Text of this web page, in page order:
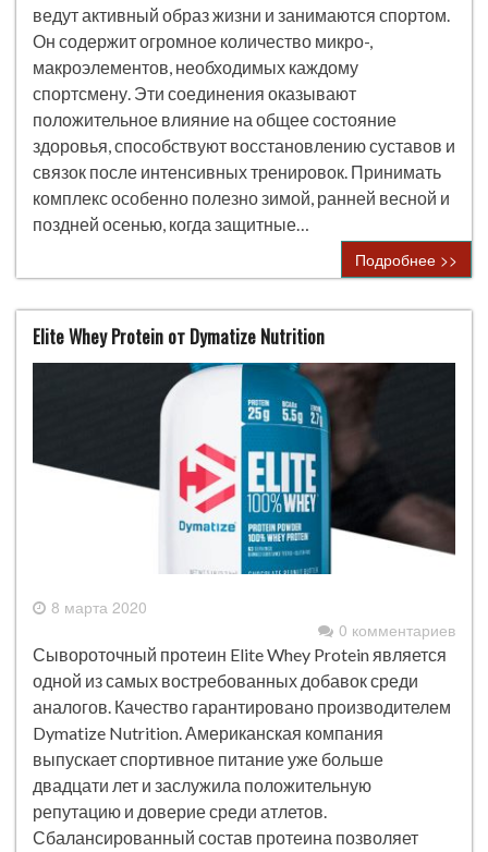
ведут активный образ жизни и занимаются спортом.
Он содержит огромное количество микро-,
макроэлементов, необходимых каждому
спортсмену. Эти соединения оказывают
положительное влияние на общее состояние
здоровья, способствуют восстановлению суставов и
связок после интенсивных тренировок. Принимать
комплекс особенно полезно зимой, ранней весной и
поздней осенью, когда защитные…
Подробнее >>
Elite Whey Protein от Dymatize Nutrition
8 марта 2020
0 комментариев
Сывороточный протеин Elite Whey Protein является
одной из самых востребованных добавок среди
аналогов. Качество гарантировано производителем
Dymatize Nutrition. Американская компания
выпускает спортивное питание уже больше
двадцати лет и заслужила положительную
репутацию и доверие среди атлетов.
Сбалансированный состав протеина позволяет